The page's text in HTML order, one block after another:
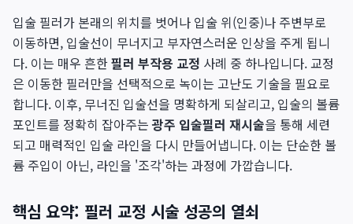
입술 필러가 본래의 위치를 벗어나 입술 위(인중)나 주변부로
이동하면, 입술선이 무너지고 부자연스러운 인상을 주게 됩니
다. 이는 매우 흔한필러 부작용 교정 사례 중 하나입니다. 교정
은 이동한 필러만을 선택적으로 녹이는 고난도 기술을 필요로
합니다. 이후, 무너진 입술선을 명확하게 되살리고, 입술의 볼륨
포인트를 정확히 잡아주는광주 입술필러 재시술을 통해 세련
되고 매력적인 입술 라인을 다시 만들어냅니다. 이는 단순한 볼
륨 주입이 아닌, 라인을 '조각'하는 과정에 가깝습니다.
핵심 요약: 필러 교정 시술 성공의 열쇠